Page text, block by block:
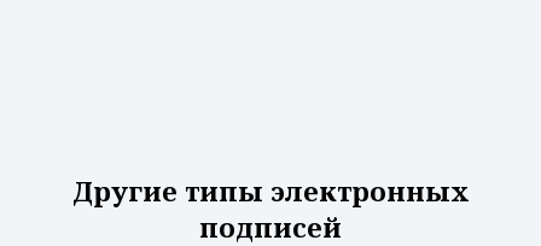
Другие типы электронных
подписей